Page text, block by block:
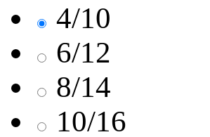
4/10
6/12
8/14
10/16